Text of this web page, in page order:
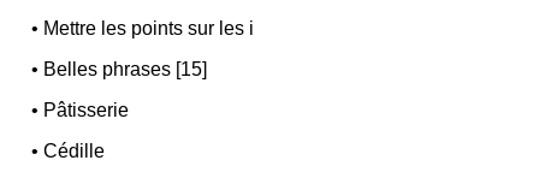
• Mettre les points sur les i
• Belles phrases [15]
• Pâtisserie
•Cédille